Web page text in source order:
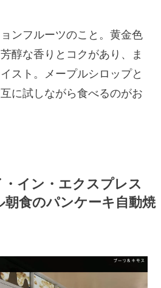
ンフルーツのこと。黄金色
醇な香りとコクがあり、ま
スト。メープルシロップと
に試しながら食べるのがお
イン・エクスプレス
朝食のパンケーキ自動焼